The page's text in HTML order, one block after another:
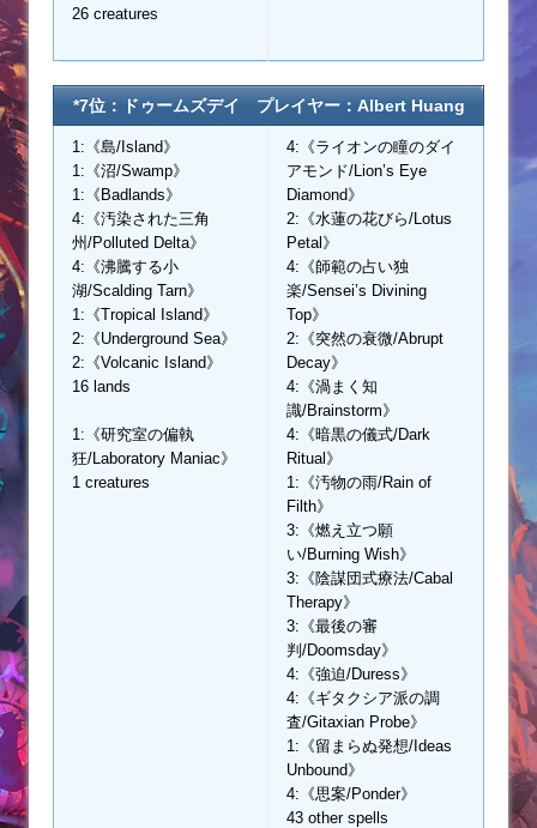
26 creatures
*7位：ドゥームズデイ プレイヤー：Albert Huang
1:《島/Island》
1:《沼/Swamp》
1:《Badlands》
4:《汚染された三角
州/Polluted Delta》
4:《沸騰する小
湖/Scalding Tarn》
1:《Tropical Island》
2:《Underground Sea》
2:《Volcanic Island》
16 lands
1:《研究室の偏執
狂/Laboratory Maniac》
1 creatures
4:《ライオンの瞳のダイ
アモンド/Lion’s Eye
Diamond》
2:《水蓮の花びら/Lotus
Petal》
4:《師範の占い独
楽/Sensei’s Divining
Top》
2:《突然の衰微/Abrupt
Decay》
4:《渦まく知
識/Brainstorm》
4:《暗黒の儀式/Dark
Ritual》
1:《汚物の雨/Rain of
Filth》
3:《燃え立つ願
い/Burning Wish》
3:《陰謀団式療法/Cabal
Therapy》
3:《最後の審
判/Doomsday》
4:《強迫/Duress》
4:《ギタクシア派の調
査/Gitaxian Probe》
1:《留まらぬ発想/Ideas
Unbound》
4:《思案/Ponder》
43 other spells